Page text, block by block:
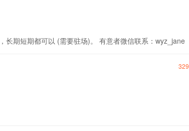
长期短期都可以 (需要驻场)。 有意者微信联系：wyz_jane
329